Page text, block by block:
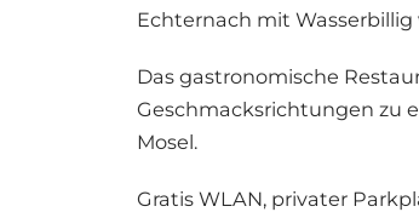
Echternach mit
Das gastronomische
Geschmacksrichtungen zu
Mosel.
Gratis WLAN, privater